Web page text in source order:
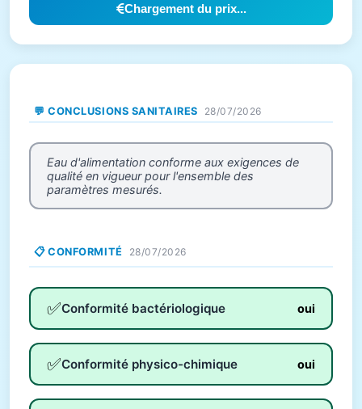
Chargement du prix...
💬 CONCLUSIONS SANITAIRES 28/07/2026
Eau d'alimentation conforme aux exigences de
qualité en vigueur pour l'ensemble des
paramètres mesurés.
📋 CONFORMITÉ 28/07/2026
✅Conformité bactériologique oui
✅Conformité physico-chimique oui